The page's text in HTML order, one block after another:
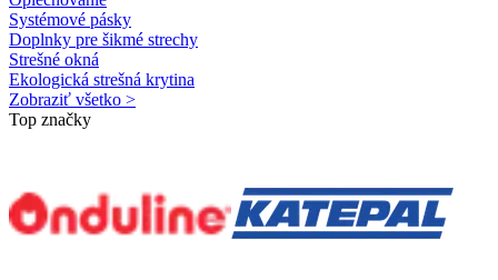
Systémové pásky
Doplnky pre šikmé strechy
Strešné okná
Ekologická strešná krytina
Zobraziť všetko >
Top značky